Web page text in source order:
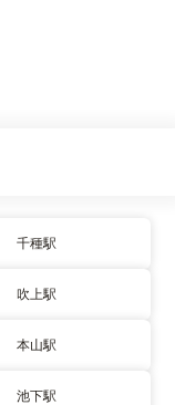
千種駅
吹上駅
本山駅
池下駅